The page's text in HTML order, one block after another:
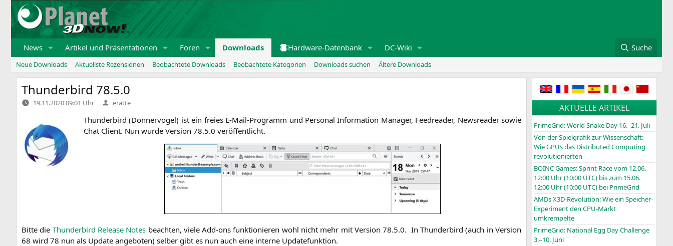
Zum
Inhalt
springen
News Artikel und Präsentationen Foren Downloads Hardware-Datenbank DC-Wiki Suche
Neue Downloads Aktuellste Rezensionen Beobachtete Downloads Beobachtete Kategorien Downloads suchen Ältere Downloads
Thunderbird 78.5.0
19.11.2020 09:01 Uhr Verfasst
von
eratte
Thun­der­bird (Don­ner­vo­gel) ist ein frei­es E‑Mail-Pro­gramm und Per­so­nal Infor­ma­ti­on Mana­ger, Feed­rea­der, News­rea­der sowie
Chat Cli­ent. Nun wur­de Ver­si­on 78.5.0 veröffentlicht.
Bit­te die Thun­der­bird Release Notes beach­ten, vie­le Add-ons funk­tio­nie­ren wohl nicht mehr mit Ver­si­on 78.5.0. In Thun­der­bird (auch in Ver­si­on
68 wird 78 nun als Update ange­bo­ten) sel­ber gibt es nun auch eine inter­ne Updatefunktion.
AKTUELLE ARTIKEL
PrimeGrid: World Snake Day 16.–21. Juli
Von der Spielgrafik zur Wissenschaft:
Wie GPUs das Distributed Computing
revolutionierten
BOINCGames: Sprint Race vom 12.06.
12:00 Uhr (10:00 UTC) bis zum 15.06.
12:00 Uhr (10:00 UTC) bei PrimeGrid
AMDs X3D-Revolution: Wie ein Speicher-
Experiment den CPU-Markt
umkrempelte
PrimeGrid: National Egg Day Challenge
3.–10. Juni